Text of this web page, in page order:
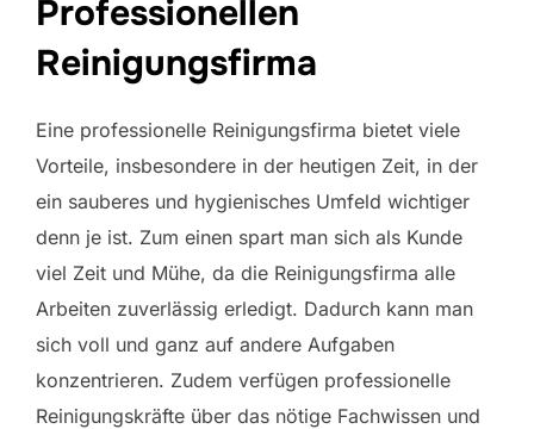
Professionellen
Reinigungsfirma
Eine professionelle Reinigungsfirma bietet viele
Vorteile, insbesondere in der heutigen Zeit, in der
ein sauberes und hygienisches Umfeld wichtiger
denn je ist. Zum einen spart man sich als Kunde
viel Zeit und Mühe, da die Reinigungsfirma alle
Arbeiten zuverlässig erledigt. Dadurch kann man
sich voll und ganz auf andere Aufgaben
konzentrieren. Zudem verfügen professionelle
Reinigungskräfte über das nötige Fachwissen und